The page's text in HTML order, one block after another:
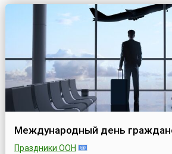
Международный день
Праздники ООН